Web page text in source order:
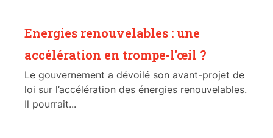
Energies renouvelables : une
accélération en trompe-l’œil ?
Le gouvernement a dévoilé son avant-projet de
loi sur l’accélération des énergies renouvelables.
Il pourrait...